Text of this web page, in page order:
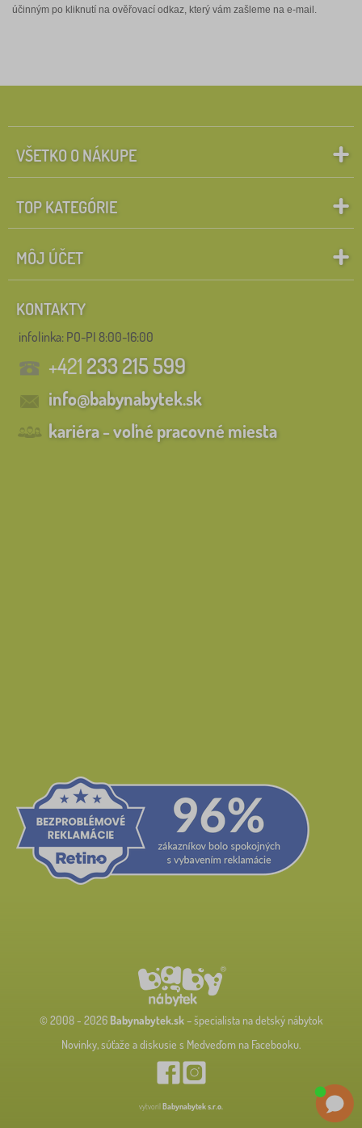
účinným po kliknutí na ověřovací odkaz, který vám zašleme na e-mail.
VŠETKO O NÁKUPE
TOP KATEGÓRIE
MÔJ ÚČET
KONTAKTY
infolinka: PO-PI 8:00-16:00
+421233 215 599
info@babynabytek.sk
kariéra - voľné pracovné miesta
© 2008 - 2026 Babynabytek.sk– špecialista na detský nábytok
Novinky, súťaže a diskusie s Medveďom na Facebooku.
vytvoril Babynabytek s.r.o.